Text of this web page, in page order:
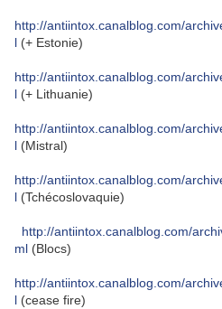
http://antiintox.canalblog.com/
l (+ Estonie)
http://antiintox.canalblog.com/
l (+ Lithuanie)
http://antiintox.canalblog.com/
l (Mistral)
http://antiintox.canalblog.com/
l (Tchécoslovaquie)
http://antiintox.canalblog.com/
ml (Blocs)
http://antiintox.canalblog.com/
l (cease fire)